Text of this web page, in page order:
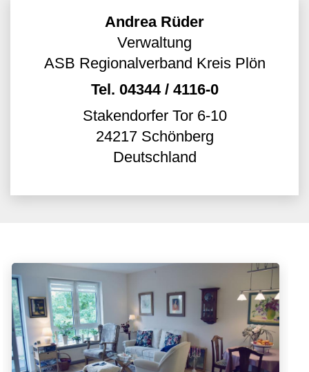
Andrea Rüder
Verwaltung
ASB Regionalverband Kreis Plön
Tel. 04344 / 4116-0
Stakendorfer Tor 6-10
24217 Schönberg
Deutschland